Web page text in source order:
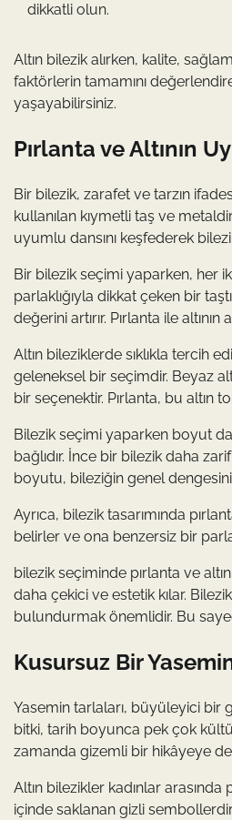
dikkatli olun.
Altın bilezik alırken, kalite,
faktörlerin tamamını
yaşayabilirsiniz.
Pırlanta ve Altının
Bir bilezik, zarafet ve tarzın
kullanılan kıymetli taş ve
uyumlu dansını keşfederek
Bir bilezik seçimi yaparken, her
parlaklığıyla dikkat çeken bir
değerini artırır. Pırlanta ile
Altın bileziklerde sıklıkla tercih
geleneksel bir seçimdir. Beyaz
bir seçenektir. Pırlanta, bu altın
Bilezik seçimi yaparken boyut
bağlıdır. İnce bir bilezik daha
boyutu, bileziğin genel dengesini
Ayrıca, bilezik tasarımında
belirler ve ona benzersiz bir
bilezik seçiminde pırlanta ve
daha çekici ve estetik kılar.
bulundurmak önemlidir. Bu
Kusursuz Bir
Yasemin tarlaları, büyüleyici bir
bitki, tarih boyunca pek çok
zamanda gizemli bir hikâyeye de
Altın bilezikler kadınlar arasında
içinde saklanan gizli